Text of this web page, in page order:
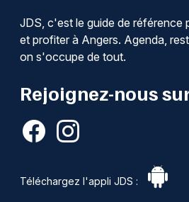
JDS, c'est le guide de référence
et profiter à Angers. Agenda,
on s'occupe de tout.
Rejoignez-nous
Téléchargez l'appli JDS :